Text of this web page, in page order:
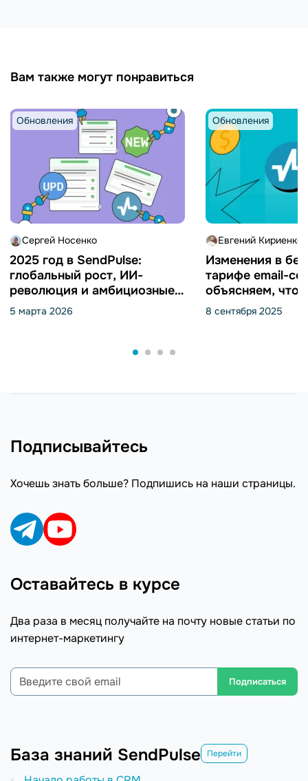
Вам также могут понравиться
Обновления
Сергей Носенко
2025 год в SendPulse:
глобальный рост, ИИ-
революция и амбициозные
планы
5 марта 2026
Обновления
Евгений Кириенко
Изменения в
тарифе email-
объясняем, что
8 сентября 2025
Подписывайтесь
Хочешь знать больше? Подпишись на наши страницы.
Оставайтесь в курсе
Два раза в месяц получайте на почту новые статьи по
интернет-маркетингу
Подписаться
База знаний SendPulse Перейти